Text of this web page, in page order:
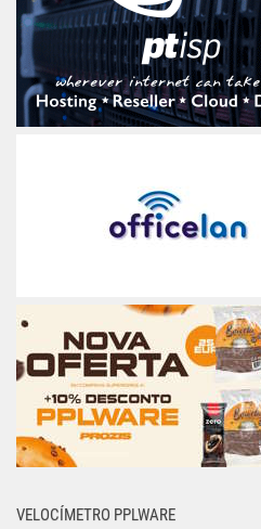
VELOCÍMETRO PPLWARE